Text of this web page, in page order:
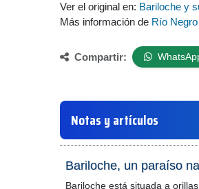
Ver el original en: Bariloche y
Más información de Río Negro
Compartir:
Notas y artículos
Bariloche, un paraíso
Bariloche está situada a